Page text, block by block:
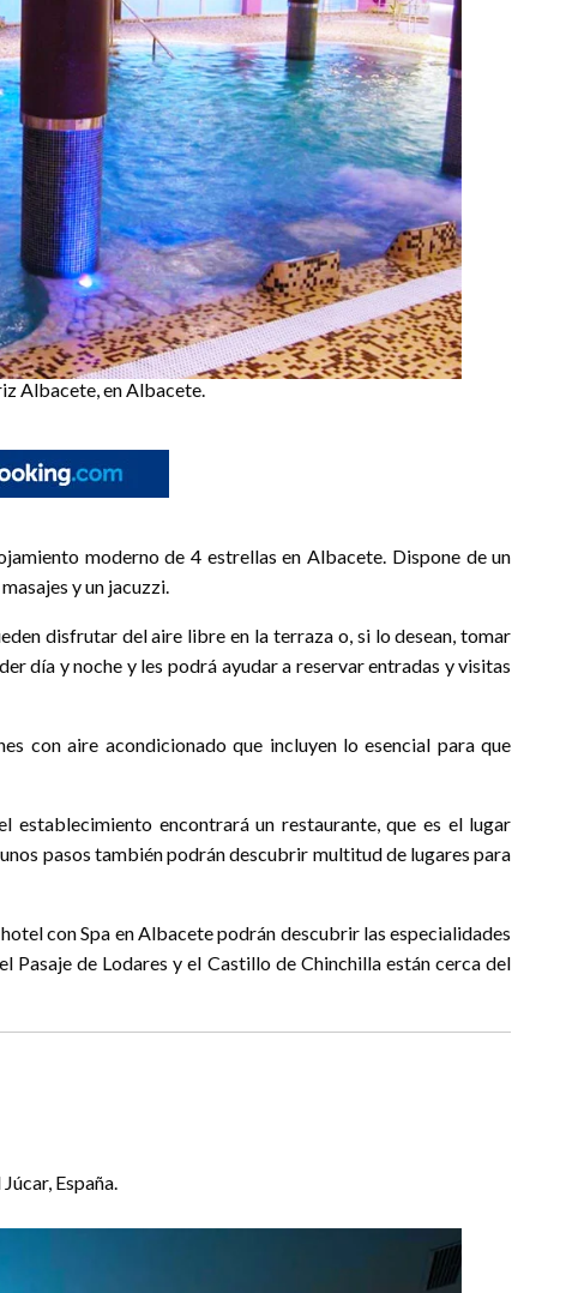
Albacete, en Albacete.
moderno de 4 estrellas en Albacete. Dispone de un
y un jacuzzi.
disfrutar del aire libre en la terraza o, si lo desean, tomar
día y noche y les podrá ayudar a reservar entradas y visitas
con aire acondicionado que incluyen lo esencial para que
establecimiento encontrará un restaurante, que es el lugar
pasos también podrán descubrir multitud de lugares para
con Spa en Albacete podrán descubrir las especialidades
de Lodares y el Castillo de Chinchilla están cerca del
España.